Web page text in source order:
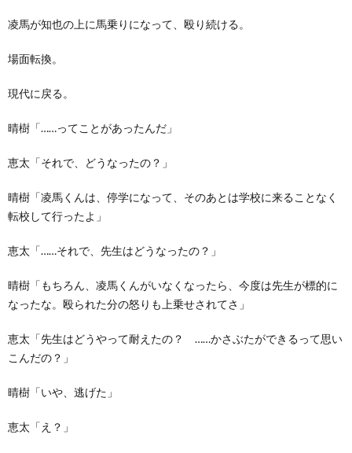
凌馬が知也の上に馬乗りになって、殴り続ける。
場面転換。
現代に戻る。
晴樹「……ってことがあったんだ」
恵太「それで、どうなったの？」
晴樹「凌馬くんは、停学になって、そのあとは学校に来ることなく
転校して行ったよ」
恵太「……それで、先生はどうなったの？」
晴樹「もちろん、凌馬くんがいなくなったら、今度は先生が標的に
なったな。殴られた分の怒りも上乗せされてさ」
恵太「先生はどうやって耐えたの？ ……かさぶたができるって思い
こんだの？」
晴樹「いや、逃げた」
恵太「え？」